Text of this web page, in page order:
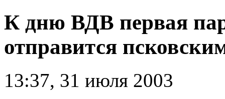
К дню ВДВ первая
отправится
13:37, 31 июля 2003